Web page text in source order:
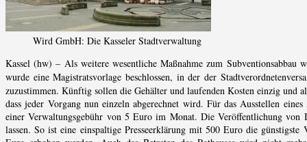
Wird GmbH: Die Kasseler Stadtverwaltung
Kassel (hw) – Als weitere wesentliche Maßnahme zum
wurde eine Magistratsvorlage beschlossen, in der der
zuzustimmen. Künftig sollen die Gehälter und laufenden Kosten einzig und
dass jeder Vorgang nun einzeln abgerechnet wird. Für das Ausstellen
einer Verwaltungsgebühr von 5 Euro im Monat. Die Veröffentlichung
lassen. So ist eine einspaltige Presseerklärung mit 500 Euro die